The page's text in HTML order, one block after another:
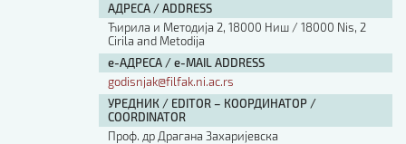
АДРЕСА / ADDRESS
Ћирила и Методија 2, 18000 Ниш / 18000 Nis, 2
Cirila and Metodija
е-АДРЕСА / e-MAIL ADDRESS
godisnjak@filfak.ni.ac.rs
УРЕДНИК / EDITOR – КООРДИНАТОР /
COORDINATOR
Проф. др Драгана Захаријевска